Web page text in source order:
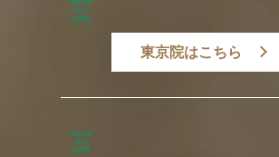
東京院はこちら